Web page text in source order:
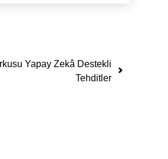
Yapay Zekâ Destekli
Tehditler